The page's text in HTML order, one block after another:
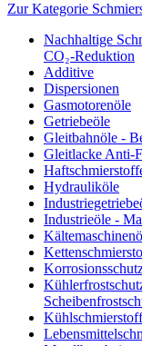
Zur Kategorie
Nachhaltige
CO₂-Reduktion
Additive
Dispersionen
Gasmotorenöle
Getriebeöle
Gleitbahnöle -
Gleitlacke Anti-
Hydrauliköle
Industrieöle -